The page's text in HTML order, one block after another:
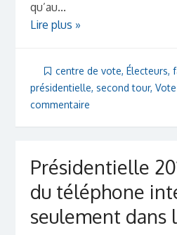
qu’au...
Lire plus »
centre de vote, Électeurs,
présidentielle, second tour, Vote
commentaire
Présidentielle
du téléphone
seulement dans